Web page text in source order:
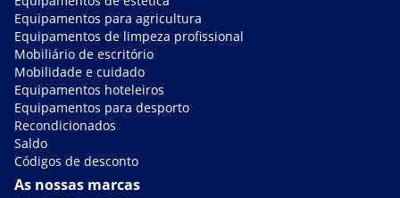
Equipamentos para agricultura
Equipamentos de limpeza profissional
Mobiliário de escritório
Mobilidade e cuidado
Equipamentos hoteleiros
Equipamentos para desporto
Recondicionados
Saldo
Códigos de desconto
As nossas marcas